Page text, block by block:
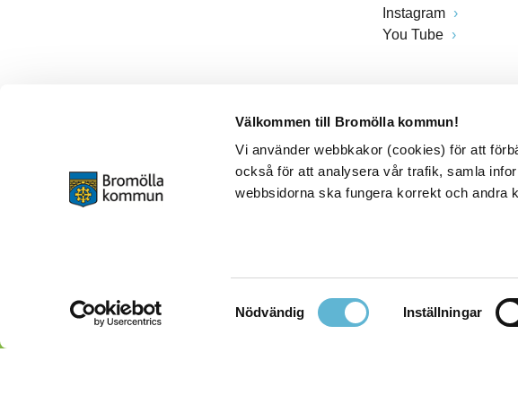
Välkommen till Bromölla kommun!
Vi använder webbkakor (cookies) för att
också för att analysera vår trafik, samla
webbsidorna ska fungera korrekt och andra
Samtyckesval
Nödvändig Inställningar
Instagram
You Tube